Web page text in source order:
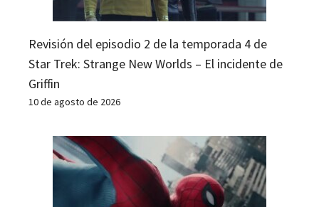
Revisión del episodio 2 de la temporada 4 de
Star Trek: Strange New Worlds – El incidente de
Griffin
10 de agosto de 2026